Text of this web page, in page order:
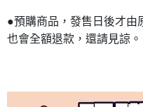
●預購商品，發售日後才由
也會全額退款，還請見諒。